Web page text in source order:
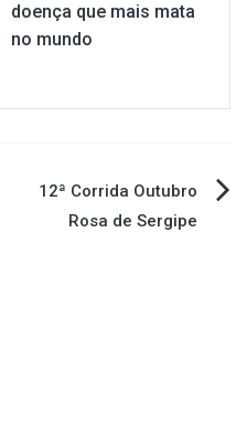
doença que mais mata
no mundo
12ª Corrida Outubro
Rosa de Sergipe